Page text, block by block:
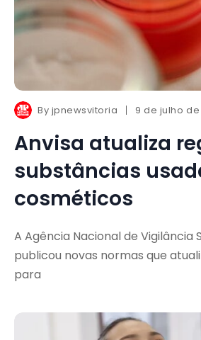
By jpnewsvitoria 9 de julho de
Anvisa atualiza
substâncias
cosméticos
A Agência Nacional de Vigilância
publicou novas normas que
para